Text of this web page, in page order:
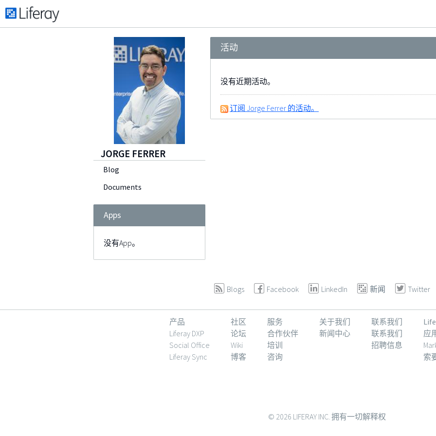
JORGE FERRER
Blog
Documents
Apps
没有App。
活动
没有近期活动。
订阅 Jorge Ferrer 的活动。
Blogs Facebook LinkedIn 新闻 Twitter
产品
Liferay DXP
Social Office
Liferay Sync
社区
论坛
Wiki
博客
服务
合作伙伴
培训
咨询
关于我们
新闻中心
联系我们
联系我们
招聘信息
应
索
© 2026 LIFERAY INC. 拥有一切解释权